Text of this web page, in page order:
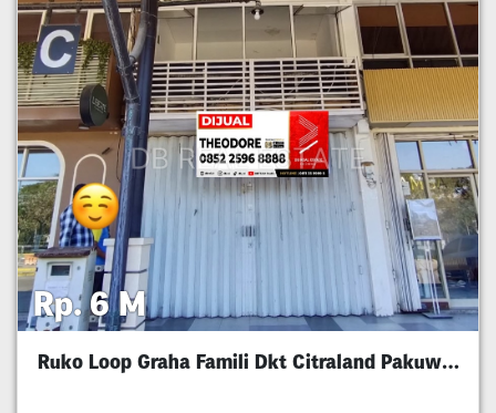
Rp. 6 M
Ruko Loop Graha Famili Dkt Citraland Pakuwon